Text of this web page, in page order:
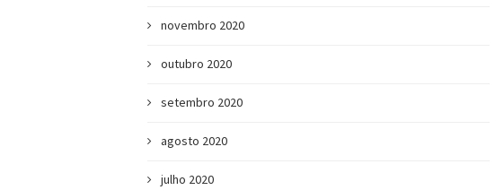
novembro 2020
outubro 2020
setembro 2020
agosto 2020
julho 2020